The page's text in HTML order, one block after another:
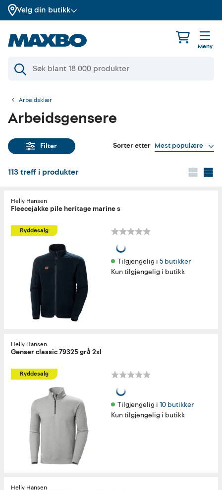
Velg din butikk
Meny
Arbeidsklær
Arbeidsgensere
Filter Sorter etter Mest populære
113treff i produkter
Helly Hansen
Fleecejakke pile heritage marine s
Ryddesalg
Tilgjengelig i 5 butikker
Kun tilgjengelig i butikk
Helly Hansen
Genser classic 79325 grå 2xl
Ryddesalg
Tilgjengelig i 10 butikker
Kun tilgjengelig i butikk
Helly Hansen